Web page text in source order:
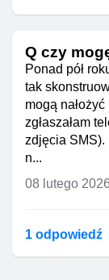
Q czy
Ponad pół
tak
mogą
zgłaszałam
zdjęcia SMS).
n...
08 lutego 2026
1 odpowiedź